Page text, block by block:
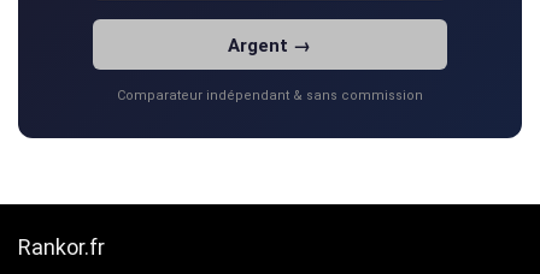
Argent →
Comparateur indépendant & sans commission
Rankor.fr